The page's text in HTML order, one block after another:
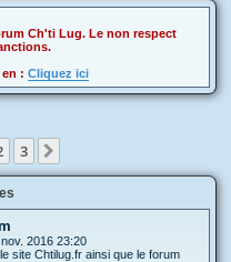
Ch'ti Lug. Le non respect
: Cliquez ici
3
2016 23:20
site Chtilug.fr ainsi que le forum